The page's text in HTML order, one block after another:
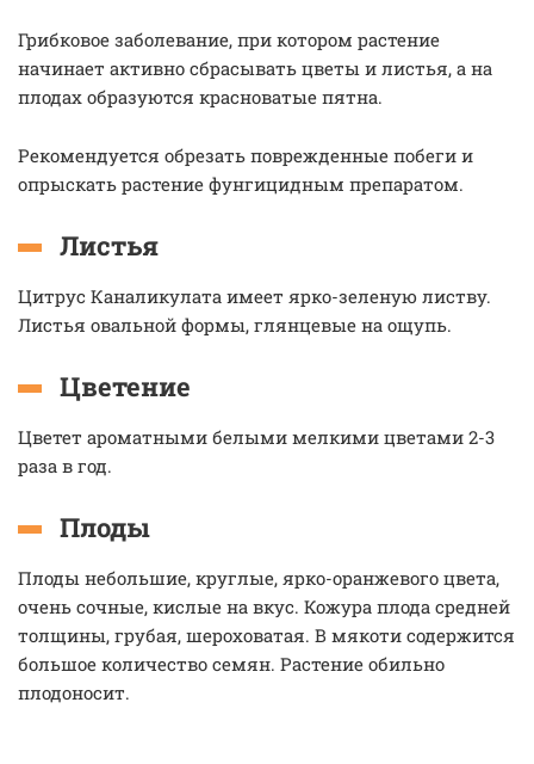
Грибковое заболевание, при котором растение
начинает активно сбрасывать цветы и листья, а на
плодах образуются красноватые пятна.
Рекомендуется обрезать поврежденные побеги и
опрыскать растение фунгицидным препаратом.
Листья
Цитрус Каналикулата имеет ярко-зеленую листву.
Листья овальной формы, глянцевые на ощупь.
Цветение
Цветет ароматными белыми мелкими цветами 2-3
раза в год.
Плоды
Плоды небольшие, круглые, ярко-оранжевого цвета,
очень сочные, кислые на вкус. Кожура плода средней
толщины, грубая, шероховатая. В мякоти содержится
большое количество семян. Растение обильно
плодоносит.